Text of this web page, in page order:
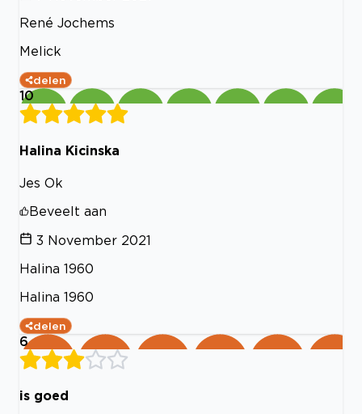
René Jochems
Melick
delen
10
Halina Kicinska
Jes Ok
Beveelt aan
3 November 2021
Halina 1960
Halina 1960
delen
6
is goed